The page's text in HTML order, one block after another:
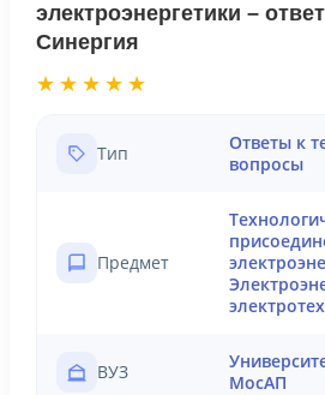
электроэнергетики –
Синергия
★★★★★
Тип Ответы к
вопросы
Предмет
ВУЗ
МосАП